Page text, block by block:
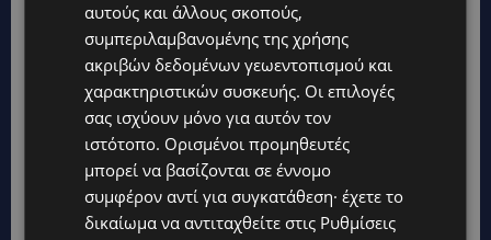
αυτούς και άλλους σκοπούς,
συμπεριλαμβανομένης της χρήσης
ακριβών δεδομένων γεωεντοπισμού και
χαρακτηριστικών συσκευής. Οι επιλογές
σας ισχύουν μόνο για αυτόν τον
ιστότοπο. Ορισμένοι προμηθευτές
μπορεί να βασίζονται σε έννομο
συμφέρον αντί για συγκατάθεση· έχετε το
δικαίωμα να αντιταχθείτε στις Ρυθμίσεις